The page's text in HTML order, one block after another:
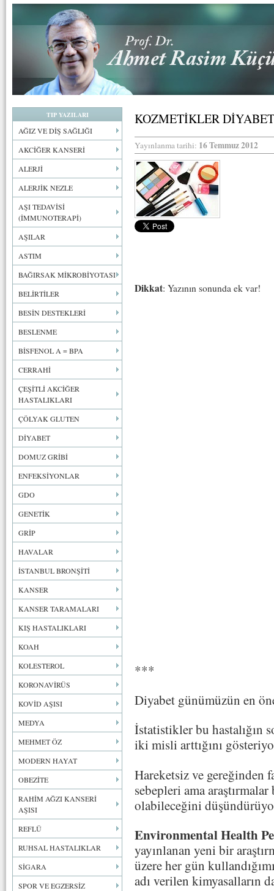
TIP YAZILARI
AĞIZ VE DİŞ SAĞLIĞI
AKCİĞER KANSERİ
ALERJİ
ALERJİK NEZLE
AŞI TEDAVİSİ
(İMMUNOTERAPİ)
AŞILAR
ASTIM
BAĞIRSAK MİKROBİYOTASI
BELİRTİLER
BESİN DESTEKLERİ
BESLENME
BİSFENOL A = BPA
CERRAHİ
ÇEŞİTLİ AKCİĞER
HASTALIKLARI
ÇÖLYAK GLUTEN
DİYABET
DOMUZ GRİBİ
ENFEKSİYONLAR
GDO
GENETİK
GRİP
HAVALAR
İSTANBUL BRONŞİTİ
KANSER
KANSER TARAMALARI
KIŞ HASTALIKLARI
KOAH
KOLESTEROL
KORONAVİRÜS
KOVİD AŞISI
MEDYA
MEHMET ÖZ
MODERN HAYAT
OBEZİTE
RAHİM AĞZI KANSERİ
AŞISI
REFLÜ
RUHSAL HASTALIKLAR
SİGARA
SPOR VE EGZERSİZ
KOZMETİKLER
Yayınlanma tarihi: 16 Temmuz 2012
Dikkat: Yazının sonunda ek var!
***
Diyabet günümüzün en
İstatistikler bu hastalığın
iki misli arttığını
Hareketsiz ve gereğinden
sebepleri ama
olabileceğini
Environmental Health
yayınlanan yeni bir
üzere her gün
adı verilen kimyasalların